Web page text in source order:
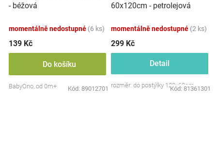
- béžová
momentálně nedostupné (6 ks)
139 Kč
Do košíku
BabyOno, od 0m+ Kód: 89012701
60x120cm - petrolejová
momentálně nedostupné (2 ks)
299 Kč
Detail
rozměr: do postýlky 120x60cm
Kód: 81361301